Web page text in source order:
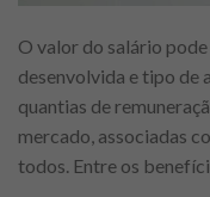
O valor do salário
desenvolvida e tipo de
quantias de
mercado, associadas
todos. Entre os